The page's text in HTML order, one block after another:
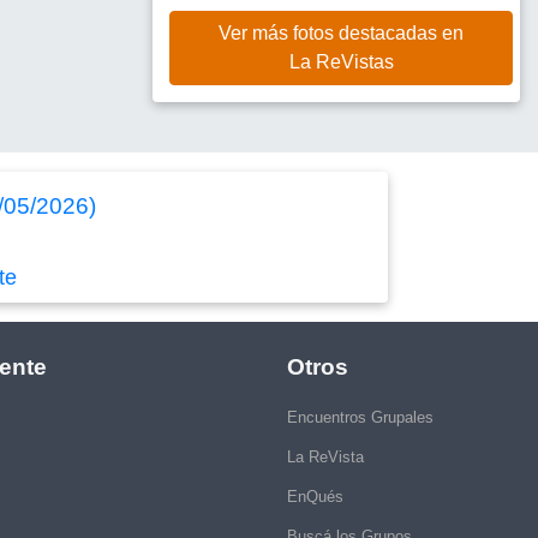
Ver más fotos destacadas en
La ReVistas
2026)
Otros
Encuentros Grupales
La ReVista
EnQués